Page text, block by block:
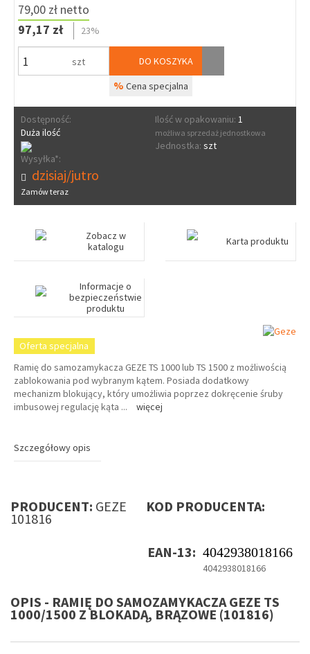
79,00 zł netto
97,17 zł
23%
szt DO KOSZYKA
% Cena specjalna
Dostępność:
Duża ilość
Ilość w opakowaniu: 1
możliwa sprzedaż jednostkowa
Jednostka: szt
Wysyłka*:
dzisiaj/jutro
Zamów teraz
Zobacz w
katalogu
Karta produktu
Informacje o
bezpieczeństwie
produktu
Oferta specjalna
Ramię do samozamykacza GEZE TS 1000 lub TS 1500 z możliwością
zablokowania pod wybranym kątem. Posiada dodatkowy
mechanizm blokujący, który umożliwia poprzez dokręcenie śruby
imbusowej regulację kąta ... więcej
Szczegółowy opis
PRODUCENT: GEZE KOD PRODUCENTA:
101816
EAN-13: 4042938018166
4042938018166
OPIS - RAMIĘ DO SAMOZAMYKACZA GEZE TS
1000/1500 Z BLOKADĄ, BRĄZOWE (101816)